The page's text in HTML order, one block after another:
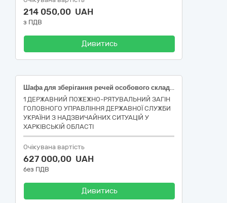
214 050,00 UAH
з ПДВ
Дивитись
Шафа для зберігання речей особового складу в роздягальню Код ДК 021 39140000-5 - Меблі для дому
1 ДЕРЖАВНИЙ ПОЖЕЖНО-РЯТУВАЛЬНИЙ ЗАГІН
ГОЛОВНОГО УПРАВЛІННЯ ДЕРЖАВНОЇ СЛУЖБИ
УКРАЇНИ З НАДЗВИЧАЙНИХ СИТУАЦІЙ У
ХАРКІВСЬКІЙ ОБЛАСТІ
Очікувана вартість
627 000,00 UAH
без ПДВ
Дивитись